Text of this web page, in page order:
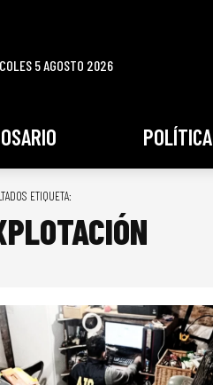
5 AGOSTO 2026
POLÍTICA
ETIQUETA: